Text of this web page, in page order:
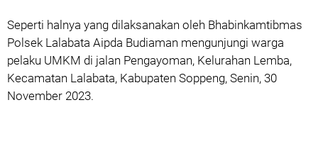
Seperti halnya yang dilaksanakan oleh Bhabinkamtibmas
Polsek Lalabata Aipda Budiaman mengunjungi warga
pelaku UMKM di jalan Pengayoman, Kelurahan Lemba,
Kecamatan Lalabata, Kabupaten Soppeng, Senin, 30
November 2023.